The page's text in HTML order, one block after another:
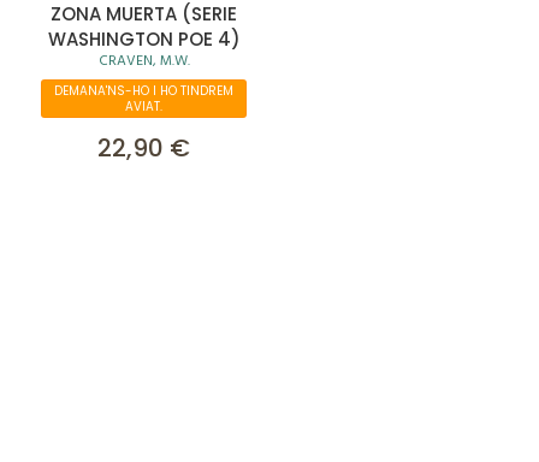
ZONA MUERTA (SERIE
WASHINGTON POE 4)
CRAVEN, M.W.
DEMANA'NS-HO I HO TINDREM
AVIAT.
22,90 €